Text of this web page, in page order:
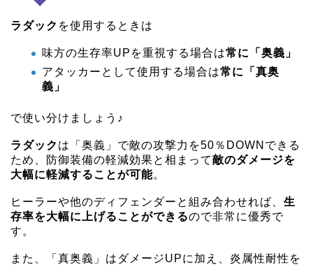
ラダック を使用するときは
味方の生存率UPを重視する場合は常に「奥義」
アタッカーとして使用する場合は常に「真奥
義」
で使い分けましょう♪
ラダック は「奥義」で敵の攻撃力を50％DOWNできる
ため、防御装備の軽減効果と相まって敵のダメージを
大幅に軽減することが可能。
ヒーラーや他のディフェンダーと組み合わせれば、 生
存率を大幅に上げることができるので非常に優秀で
す。
また、「真奥義」はダメージUPに加え、炎属性耐性を